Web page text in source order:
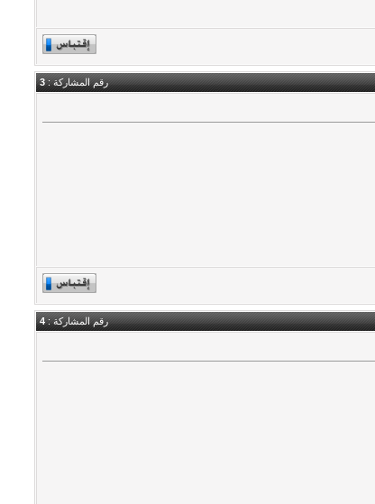
رقم المشاركة :3
رقم المشاركة :4